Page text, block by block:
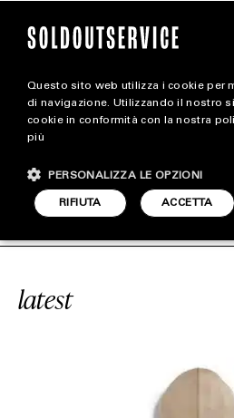
magazine
STYLE
#“CACTUS JACK”
latest
Questo sito web utilizza i cookie per
di navigazione. Utilizzando il nostro
cookie in conformità con la nostra
più
ACCETTA
RIFIUTA
PERSONALIZZA LE OPZIONI